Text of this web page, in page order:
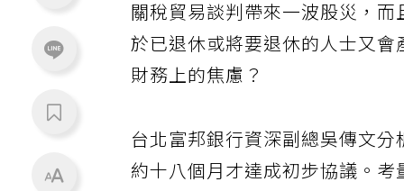
關稅貿易談判帶來一波股災，
於已退休或將要退休的人士又
財務上的焦慮？
台北富邦銀行資深副總吳傳文
約十八個月才達成初步協議。